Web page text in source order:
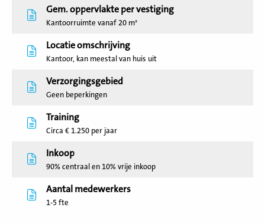
Gem. oppervlakte per vestiging
Kantoorruimte vanaf 20 m²
Locatie omschrijving
Kantoor, kan meestal van huis uit
Verzorgingsgebied
Geen beperkingen
Training
Circa € 1.250 per jaar
Inkoop
90% centraal en 10% vrije inkoop
Aantal medewerkers
1-5 fte